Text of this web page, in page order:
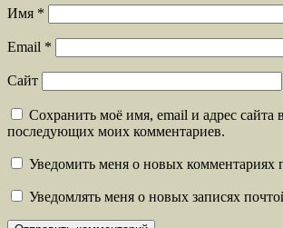
Имя *
Email *
Сайт
Сохранить моё имя, email и адрес сайта
последующих моих комментариев.
Уведомить меня о новых комментариях
Уведомлять меня о новых записях